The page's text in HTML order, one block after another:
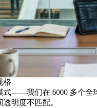
格
式——我们在 6000 多个
明度不匹配。